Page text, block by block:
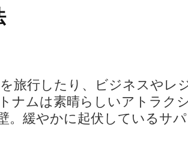
旅行したり、ビジネスやレ
ナムは素晴らしいアトラク
。緩やかに起伏しているサパ